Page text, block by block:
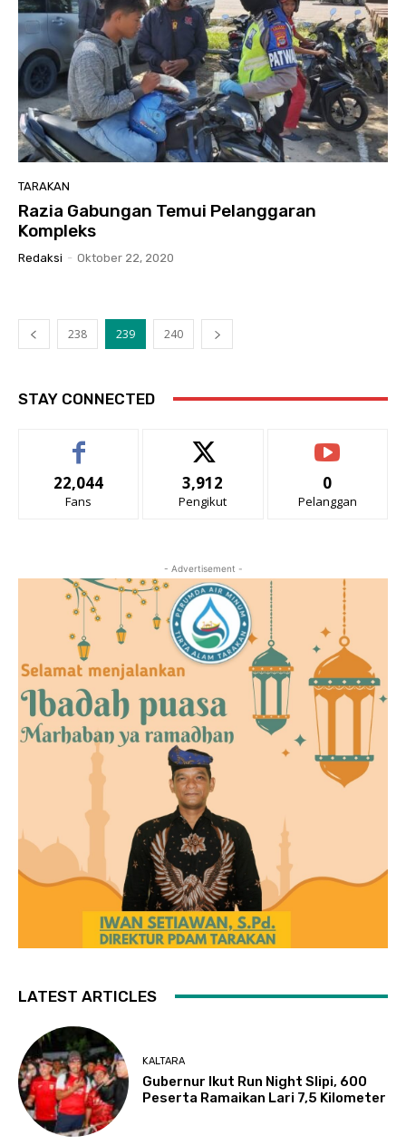
TARAKAN
Razia Gabungan Temui Pelanggaran
Kompleks
Redaksi - Oktober 22, 2020
238 239 240
STAY CONNECTED
22,044
Fans
3,912
Pengikut
0
Pelanggan
- Advertisement -
LATEST ARTICLES
KALTARA
Gubernur Ikut Run Night Slipi, 600
Peserta Ramaikan Lari 7,5 Kilometer